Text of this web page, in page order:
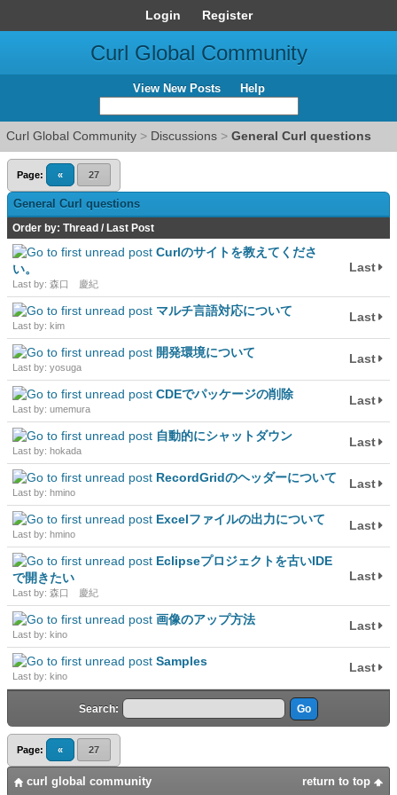
Login Register
Curl Global Community
View New Posts Help
Curl Global Community > Discussions > General Curl questions
Page: « 27
General Curl questions
Order by: Thread / Last Post
Curlのサイトを教えてくださ
い。
Last by: 森口 慶紀
Last
マルチ言語対応について
Last by: kim
Last
開発環境について
Last by: yosuga
Last
CDEでパッケージの削除
Last by: umemura
Last
自動的にシャットダウン
Last by: hokada
Last
RecordGridのヘッダーについて
Last by: hmino
Last
Excelファイルの出力について
Last by: hmino
Last
Eclipseプロジェクトを古いIDE
で開きたい
Last by: 森口 慶紀
Last
画像のアップ方法
Last by: kino
Last
Samples
Last by: kino
Last
Search:
Page: « 27
return to top
curl global community